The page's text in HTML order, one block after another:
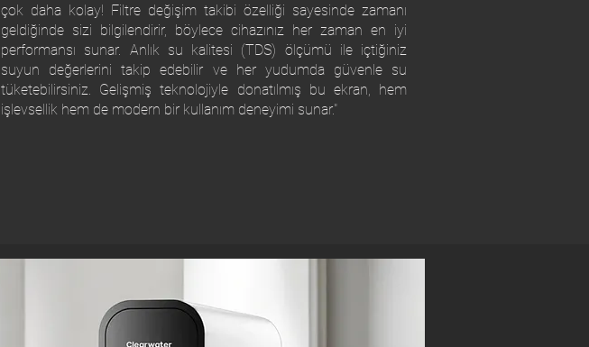
çok daha kolay! Filtre değişim takibi özelliği sayesinde zamanı
geldiğinde sizi bilgilendirir, böylece cihazınız her zaman en iyi
performansı sunar. Anlık su kalitesi (TDS) ölçümü ile içtiğiniz
suyun değerlerini takip edebilir ve her yudumda güvenle su
tüketebilirsiniz. Gelişmiş teknolojiyle donatılmış bu ekran, hem
işlevsellik hem de modern bir kullanım deneyimi sunar."